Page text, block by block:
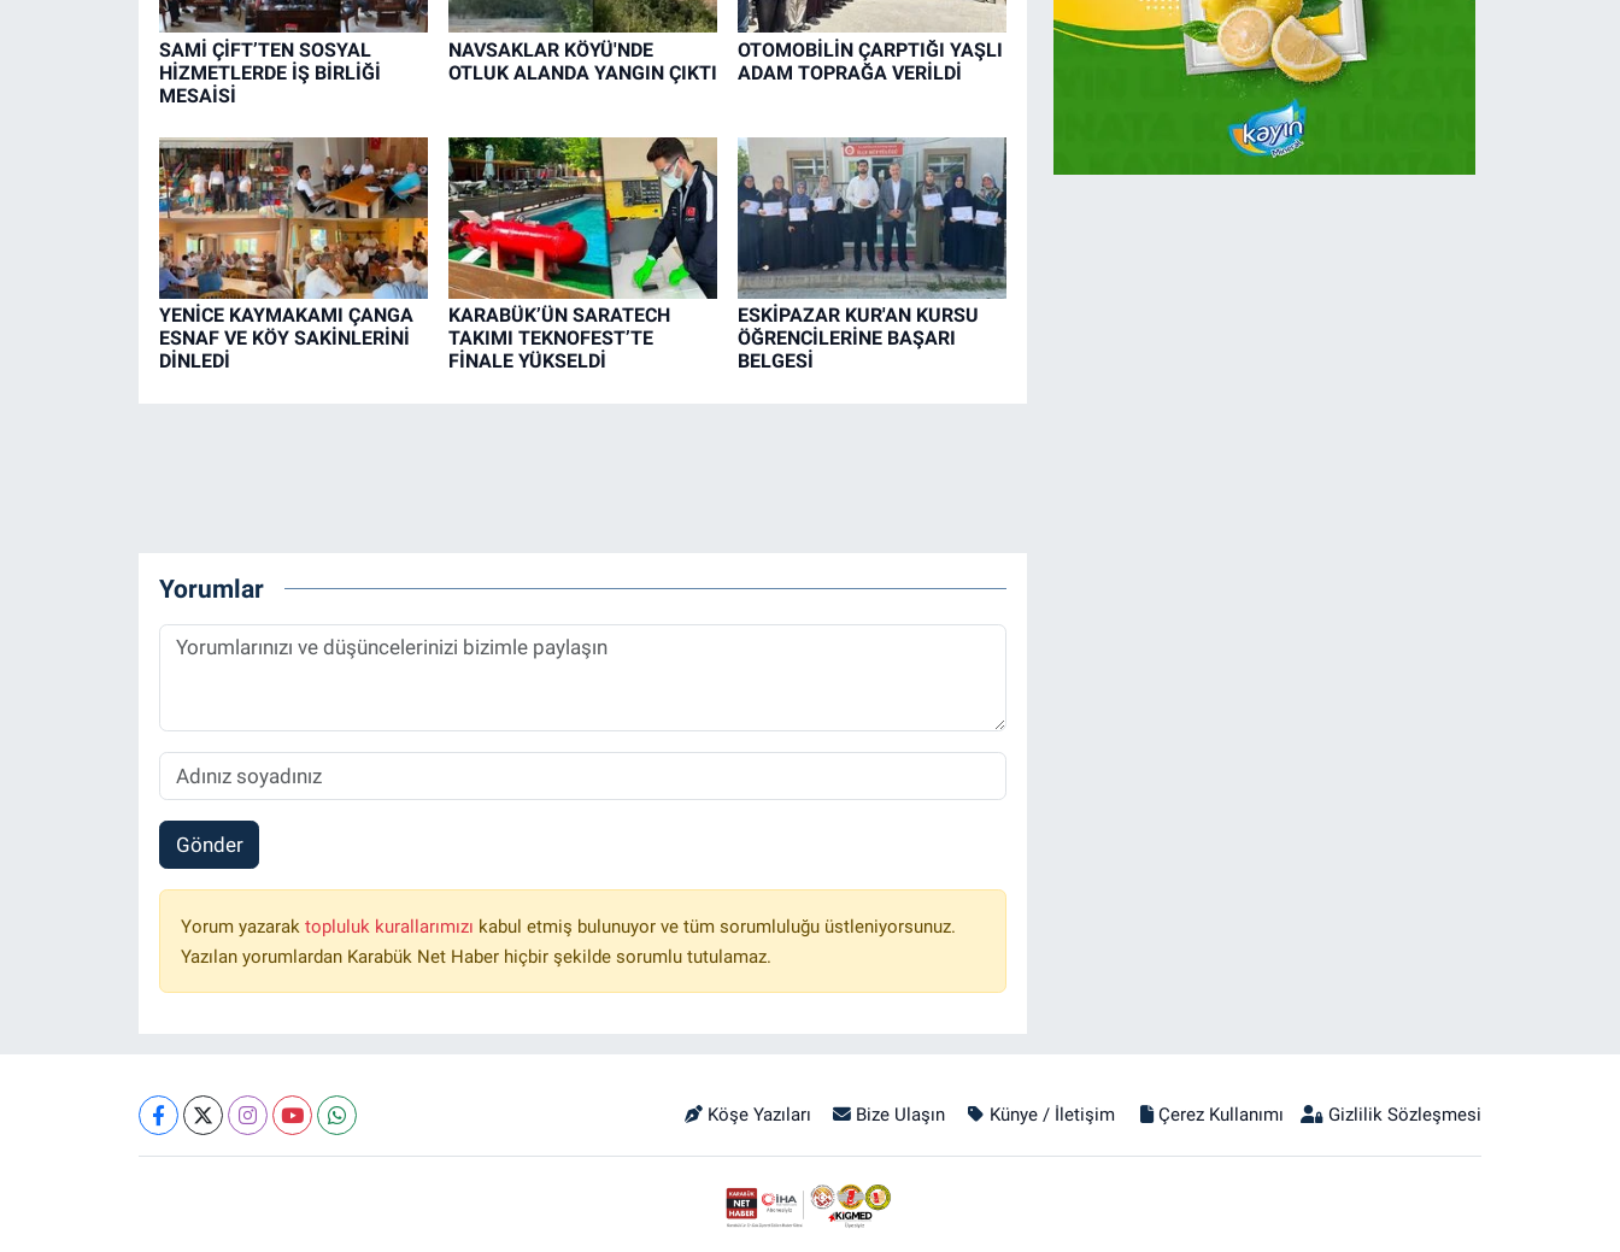
SAMİ ÇİFT’TEN SOSYAL
HİZMETLERDE İŞ BİRLİĞİ
MESAİSİ
NAVSAKLAR KÖYÜ'NDE
OTLUK ALANDA YANGIN ÇIKTI
OTOMOBİLİN ÇARPTIĞI YAŞLI
ADAM TOPRAĞA VERİLDİ
YENİCE KAYMAKAMI ÇANGA
ESNAF VE KÖY SAKİNLERİNİ
DİNLEDİ
KARABÜK’ÜN SARATECH
TAKIMI TEKNOFEST’TE
FİNALE YÜKSELDİ
ESKİPAZAR KUR'AN KURSU
ÖĞRENCİLERİNE BAŞARI
BELGESİ
Yorumlar
Gönder
Yorum yazarak topluluk kurallarımızı kabul etmiş bulunuyor ve tüm sorumluluğu üstleniyorsunuz.
Yazılan yorumlardan Karabük Net Haber hiçbir şekilde sorumlu tutulamaz.
Köşe Yazıları Bize Ulaşın Künye / İletişim Çerez Kullanımı Gizlilik Sözleşmesi